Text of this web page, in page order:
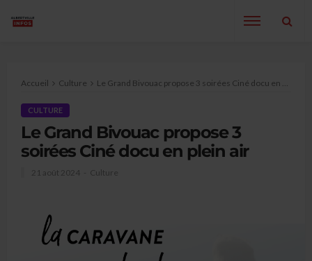
Accueil Culture Le Grand Bivouac propose 3 soirées Ciné docu en plein air
CULTURE
Le Grand Bivouac propose 3
soirées Ciné docu en plein air
21 août 2024 Culture